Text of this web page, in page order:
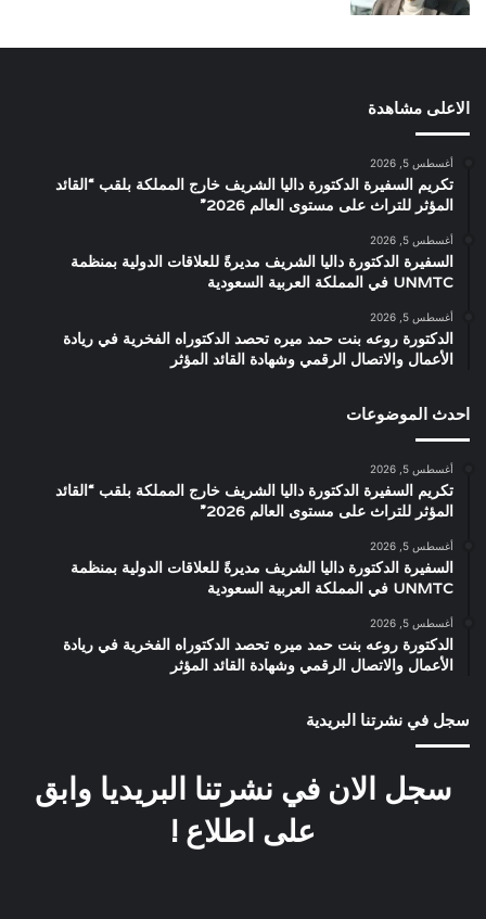
الاعلى مشاهدة
أغسطس 5, 2026
تكريم السفيرة الدكتورة داليا الشريف خارج المملكة بلقب “القائد
المؤثر للتراث على مستوى العالم 2026”
أغسطس 5, 2026
السفيرة الدكتورة داليا الشريف مديرةً للعلاقات الدولية بمنظمة
UNMTC في المملكة العربية السعودية
أغسطس 5, 2026
الدكتورة روعه بنت حمد ميره تحصد الدكتوراه الفخرية في ريادة
الأعمال والاتصال الرقمي وشهادة القائد المؤثر
احدث الموضوعات
أغسطس 5, 2026
تكريم السفيرة الدكتورة داليا الشريف خارج المملكة بلقب “القائد
المؤثر للتراث على مستوى العالم 2026”
أغسطس 5, 2026
السفيرة الدكتورة داليا الشريف مديرةً للعلاقات الدولية بمنظمة
UNMTC في المملكة العربية السعودية
أغسطس 5, 2026
الدكتورة روعه بنت حمد ميره تحصد الدكتوراه الفخرية في ريادة
الأعمال والاتصال الرقمي وشهادة القائد المؤثر
سجل في نشرتنا البريدية
سجل الان في نشرتنا البريديا وابق
على اطلاع !